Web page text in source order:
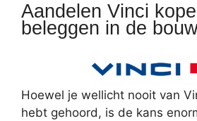
Aandelen Vinci
beleggen in de
Hoewel je wellicht nooit van
hebt gehoord, is de kans